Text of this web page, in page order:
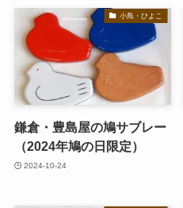
小鳥・ひよこ
鎌倉・豊島屋の鳩サブレー
（2024年鳩の日限定）
2024-10-24